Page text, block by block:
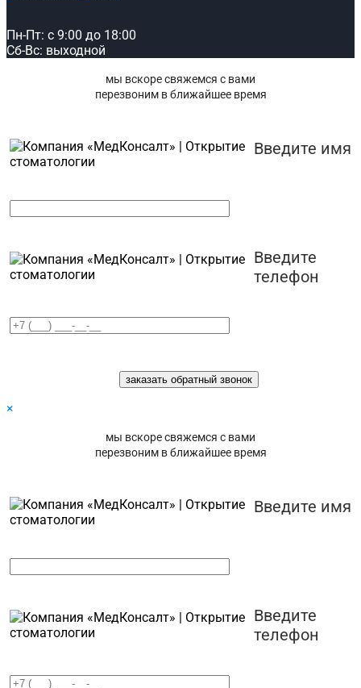
Пн-Пт: с 9:00 до 18:00
Сб-Вс: выходной
мы вскоре свяжемся с вами
перезвоним в ближайшее время
Введите имя
Введите
телефон
×
мы вскоре свяжемся с вами
перезвоним в ближайшее время
Введите имя
Введите
телефон